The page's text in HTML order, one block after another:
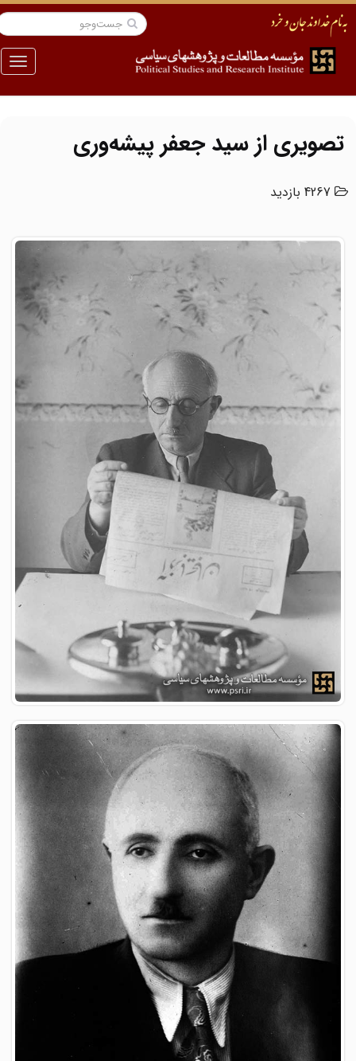
منو
تصویری از سید جعفر پیشه‌وری
4267 بازدید